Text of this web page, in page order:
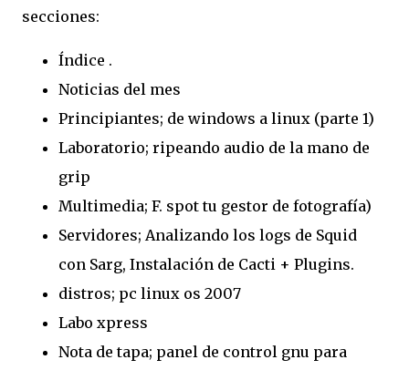
secciones:
Índice .
Noticias del mes
Principiantes; de windows a linux (parte 1)
Laboratorio; ripeando audio de la mano de
grip
Multimedia; F. spot tu gestor de fotografía)
Servidores; Analizando los logs de Squid
con Sarg, Instalación de Cacti + Plugins.
distros; pc linux os 2007
Labo xpress
Nota de tapa; panel de control gnu para